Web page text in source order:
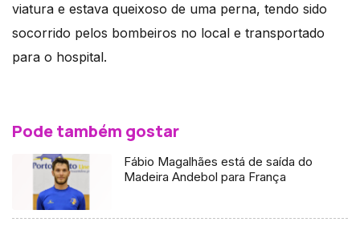
viatura e estava queixoso de uma perna, tendo sido
socorrido pelos bombeiros no local e transportado
para o hospital.
Pode também gostar
Fábio Magalhães está de saída do
Madeira Andebol para França